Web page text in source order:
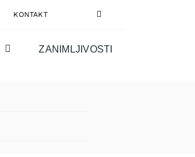
KONTAKT
ZANIMLJIVOSTI